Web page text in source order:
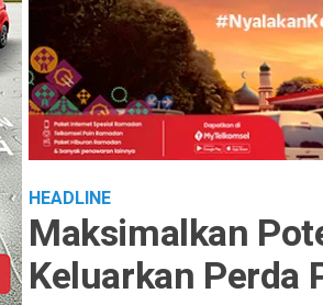
HEADLINE
Maksimalkan
Keluarkan Perda